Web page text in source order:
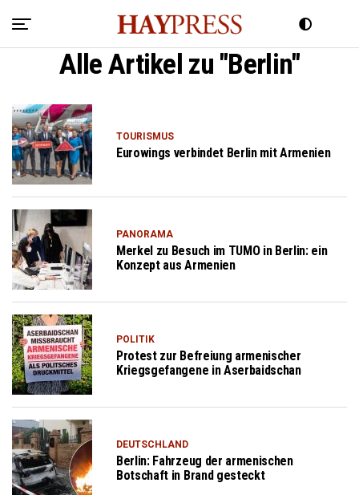
Alle Artikel zu "Berlin"
TOURISMUS
Eurowings verbindet Berlin mit Armenien
PANORAMA
Merkel zu Besuch im TUMO in Berlin: ein
Konzept aus Armenien
POLITIK
Protest zur Befreiung armenischer
Kriegsgefangene in Aserbaidschan
DEUTSCHLAND
Berlin: Fahrzeug der armenischen
Botschaft in Brand gesteckt